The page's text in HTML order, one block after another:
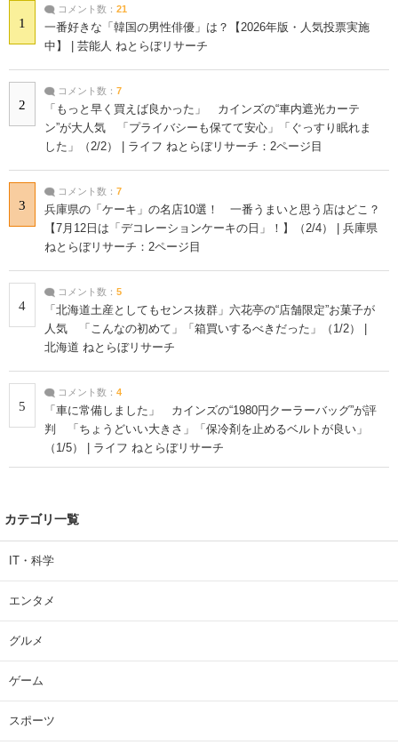
1
コメント数： 21
一番好きな「韓国の男性俳優」は？【2026年版・人気投票実施
中】 | 芸能人 ねとらぼリサーチ
2
コメント数： 7
「もっと早く買えば良かった」 カインズの“車内遮光カーテ
ン”が大人気 「プライバシーも保てて安心」「ぐっすり眠れま
した」（2/2） | ライフ ねとらぼリサーチ：2ページ目
3
コメント数： 7
兵庫県の「ケーキ」の名店10選！ 一番うまいと思う店はどこ？
【7月12日は「デコレーションケーキの日」！】（2/4） | 兵庫県
ねとらぼリサーチ：2ページ目
4
コメント数： 5
「北海道土産としてもセンス抜群」六花亭の“店舗限定”お菓子が
人気 「こんなの初めて」「箱買いするべきだった」（1/2） |
北海道 ねとらぼリサーチ
5
コメント数： 4
「車に常備しました」 カインズの“1980円クーラーバッグ”が評
判 「ちょうどいい大きさ」「保冷剤を止めるベルトが良い」
（1/5） | ライフ ねとらぼリサーチ
カテゴリ一覧
IT・科学
エンタメ
グルメ
ゲーム
スポーツ